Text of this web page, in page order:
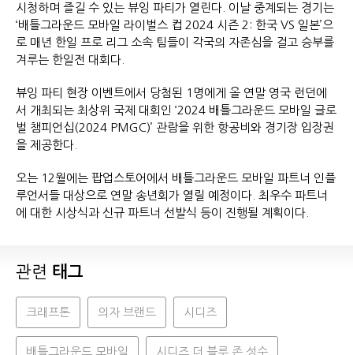
시청하며 즐길 수 있는 뷰잉 파티가 열린다. 이날 중계되는 경기는
‘배틀그라운드 모바일 라이벌스 컵 2024 시즌 2: 한국 VS 일본’으
로 매년 한일 프로 리그 소속 팀들이 각국의 자존심을 걸고 승부를
겨루는 한일전 대회다.
뷰잉 파티 현장 이벤트에서 당첨된 1명에게 올 연말 영국 런던에
서 개최되는 최상위 국제 대회인 ‘2024 배틀그라운드 모바일 글로
벌 챔피언십(2024 PMGC)’ 관람을 위한 항공비와 경기장 입장권
을 제공한다.
오는 12월에는 팝업스토어에서 배틀그라운드 모바일 파트너 인플
루언서들 대상으로 연말 송년회가 열릴 예정이다. 최우수 파트너
에 대한 시상식과 신규 파트너 선발식 등이 진행될 계획이다.
관련 태그
크래프톤 의자 브랜드 시디즈
배틀그라운드 모바일 시디즈 더 블루 존 성수